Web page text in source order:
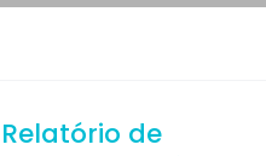
Relatório de